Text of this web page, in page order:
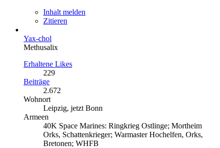
Inhalt melden
Zitieren
Yax-chol
Methusalix
Erhaltene Likes
229
Beiträge
2.672
Wohnort
Leipzig, jetzt Bonn
Armeen
40K Space Marines: Ringkrieg Ostlinge; Mortheim
Orks, Schattenkrieger; Warmaster Hochelfen, Orks,
Bretonen; WHFB